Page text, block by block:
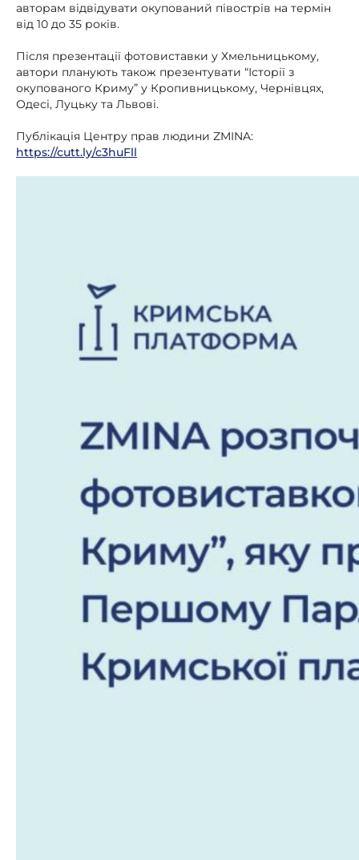
авторам відвідувати окупований півострів на термін
від 10 до 35 років.
Після презентації фотовиставки у Хмельницькому,
автори планують також презентувати “Історії з
окупованого Криму” у Кропивницькому, Чернівцях,
Одесі, Луцьку та Львові.
Публікація Центру прав людини ZMINA:
https://cutt.ly/c3huFll